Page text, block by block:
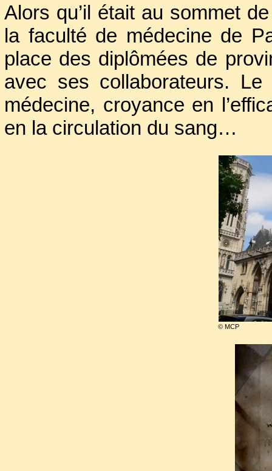
© MCP
Alors qu’il était au sommet
la faculté de médecine de
place des diplômées de
avec ses collaborateurs.
médecine, croyance en
en la circulation du sang…
Sauvé une première fois
, il
Laye lors de la première
pension de Commissaire
transmettait plus les
Lors de la deuxième
des Imprimeries et resta à
roi. Malgré le retour à
parution de multiples